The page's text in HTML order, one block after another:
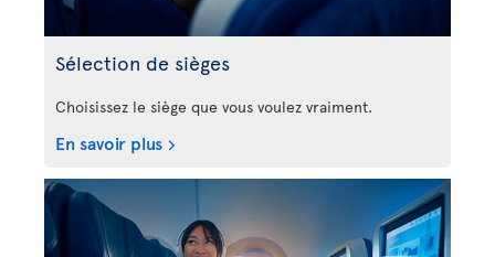
Sélection de sièges
Choisissez le siège que vous voulez vraiment.
En savoir plus